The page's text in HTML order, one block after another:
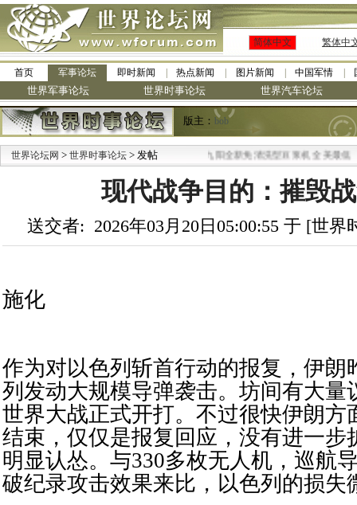
简体中文 繁体中
首页 军事论坛 即时新闻 热点新闻 图片新闻 中国军情
世界军事论坛 世界时事论坛 世界汽车论坛
版主： bob
世界论坛网 > 世界时事论坛 > 发帖 九阳全新免清洗型豆浆机 全美最低
现代战争目的：摧毁
送交者: 2026年03月20日05:00:55 于 [世
施化
作为对以色列斩首行动的报复，伊朗
列发动大规模导弹袭击。坊间有大量
世界大战正式开打。不过很快伊朗方
结束，仅仅是报复回应，没有进一步
明显认怂。与330多枚无人机，巡航
破纪录攻击效果来比，以色列的损失